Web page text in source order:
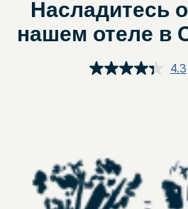
Насладитесь
нашем отеле в
4.3